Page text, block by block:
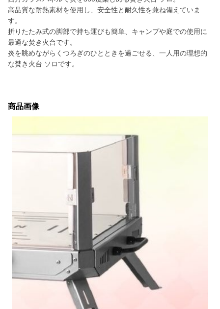
高品質な耐熱素材を使用し、安全性と耐久性を兼ね備えていま
す。
折りたたみ式の脚部で持ち運びも簡単、キャンプや庭での使用に
最適な焚き火台です。
炎を眺めながらくつろぎのひとときを過ごせる、一人用の理想的
な焚き火台 ソロです。
商品画像